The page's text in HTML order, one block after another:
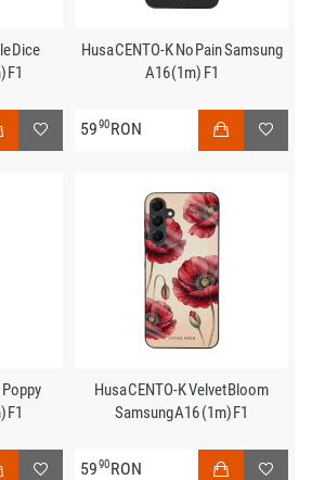
Dice
F1
Husa CENTO-K No Pain Samsung
A16 (1m) F1
5990RON
Poppy
F1
Husa CENTO-K Velvet Bloom
Samsung A16 (1m) F1
5990RON